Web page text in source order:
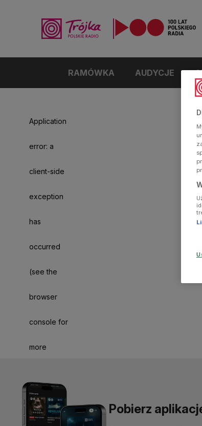
RAMÓWKA AUDYCJE
Application
error: a
client-side
exception
has
occurred
(see the
browser
console for
more
Pobierz